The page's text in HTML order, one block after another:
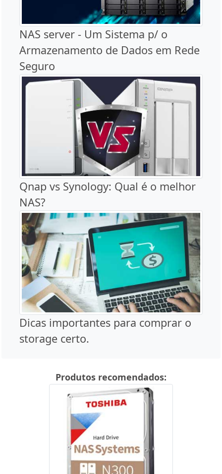
NAS server - Um Sistema p/ o
Armazenamento de Dados em Rede
Seguro
Qnap vs Synology: Qual é o melhor
NAS?
Dicas importantes para comprar o
storage certo.
Produtos recomendados: